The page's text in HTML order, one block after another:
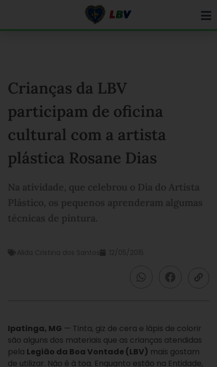
Crianças da LBV
participam de oficina
cultural com a artista
plástica Rosane Dias
Na atividade, que celebrou o Dia do Artista
Plástico, os pequenos aprenderam algumas
técnicas de pintura.
Alida Cristina dos Santos 12/05/2015
Ipatinga, MG — Tinta, giz de cera e lápis de colorir
são alguns dos materiais que as crianças atendidas
pela Legião da Boa Vontade (LBV) mais gostam
de utilizar. Não é à toa. Enquanto estão na Entidade,